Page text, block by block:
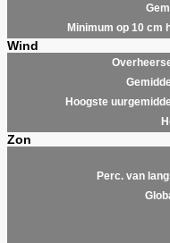
Minimum op 10 cm
Wind
Hoogste
Zon
Perc. van